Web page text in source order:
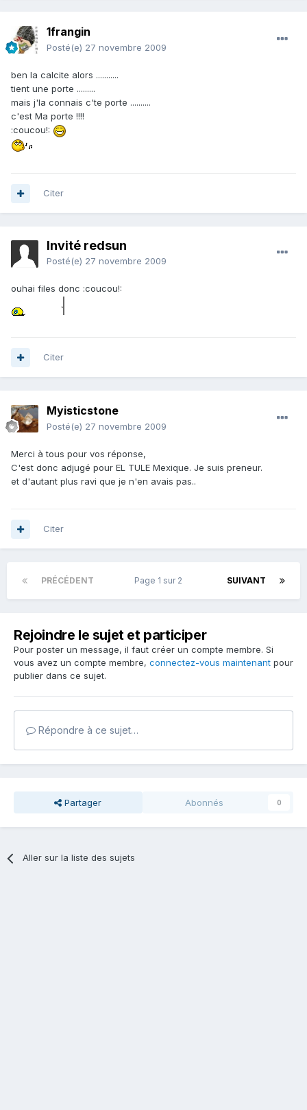
1frangin
Posté(e) 27 novembre 2009
ben la calcite alors ...........
tient une porte .........
mais j'la connais c'te porte ..........
c'est Ma porte !!!!
:coucou!:
Citer
Invité redsun
Posté(e) 27 novembre 2009
ouhai files donc :coucou!:
Citer
Myisticstone
Posté(e) 27 novembre 2009
Merci à tous pour vos réponse,
C'est donc adjugé pour EL TULE Mexique. Je suis preneur.
et d'autant plus ravi que je n'en avais pas..
Citer
PRÉCÉDENT SUIVANT
Page 1 sur 2
Rejoindre le sujet et participer
Pour poster un message, il faut créer un compte membre. Si
vous avez un compte membre, connectez-vous maintenant pour
publier dans ce sujet.
Répondre à ce sujet…
Partager Abonnés 0
Aller sur la liste des sujets